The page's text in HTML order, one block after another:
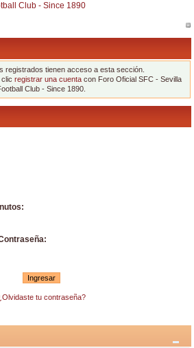
Club - Since 1890
registrados tienen acceso a esta sección.
registrar una cuentacon Foro Oficial SFC - Sevilla
Club - Since 1890.
tu contraseña?